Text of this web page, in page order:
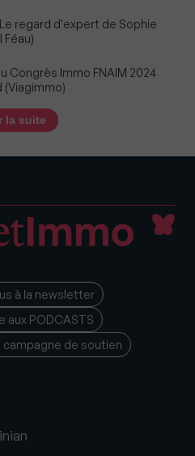
regard d'expert de Sophie
Féau)
Congrès Immo FNAIM 2024
(Viagimmo)
la suite
à la newsletter
aux PODCASTS
campagne de soutien